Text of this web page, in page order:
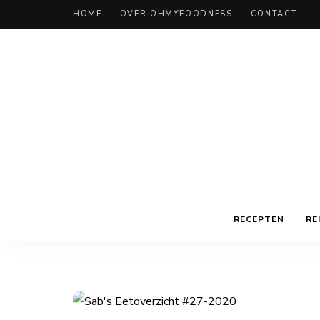
HOME OVER OHMYFOODNESS CONTACT
RECEPTEN